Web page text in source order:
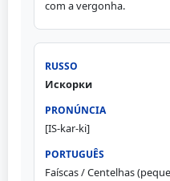
com a vergonha.
Искорки
[IS-kar-ki]
Faíscas / Centelhas